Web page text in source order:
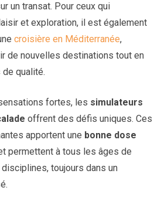
un transat. Pour ceux qui
et exploration, il est également
croisière en Méditerranée,
de nouvelles destinations tout en
de qualité.
fortes, les simulateurs
offrent des défis uniques. Ces
apportent une bonne dose
permettent à tous les âges de
toujours dans un